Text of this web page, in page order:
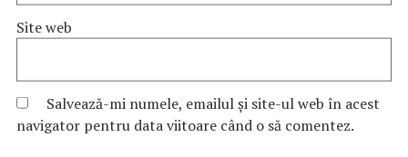
Site web
Salvează-mi numele, emailul și site-ul web în acest
navigator pentru data viitoare când o să comentez.